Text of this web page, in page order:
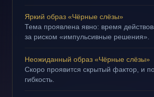
Яркий образ «Чёрные слёзы»
Тема проявлена явно: время
за риском «импульсивные решения».
Неожиданный образ «Чёрные слёзы»
Скоро проявится скрытый фактор, и
гибкость.